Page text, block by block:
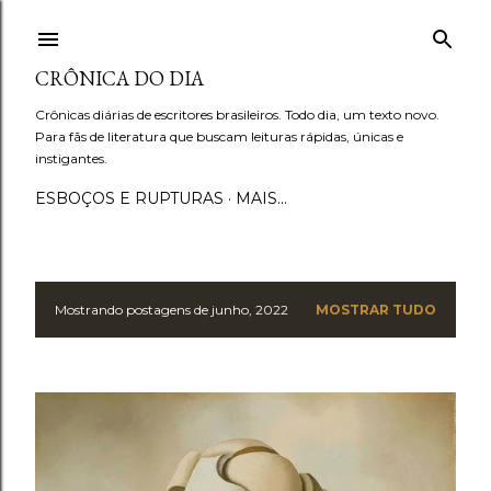
CRÔNICA DO DIA
Crônicas diárias de escritores brasileiros. Todo dia, um texto novo.
Para fãs de literatura que buscam leituras rápidas, únicas e
instigantes.
ESBOÇOS E RUPTURAS MAIS…
P
t
Mostrando postagens de junho, 2022 MOSTRAR TUDO